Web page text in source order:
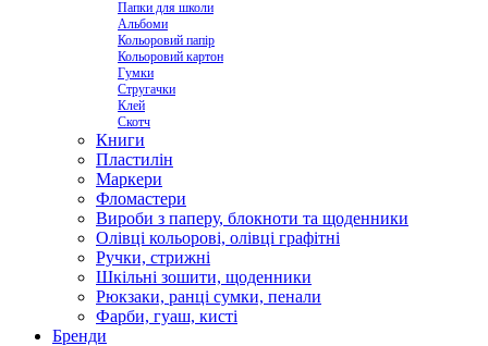
Папки для школи
Альбоми
Кольоровий папір
Кольоровий картон
Гумки
Стругачки
Клей
Скотч
Книги
Пластилін
Маркери
Фломастери
Вироби з паперу, блокноти та щоденники
Олівці кольорові, олівці графітні
Ручки, стрижні
Шкільні зошити, щоденники
Рюкзаки, ранці сумки, пенали
Фарби, гуаш, кисті
Бренди